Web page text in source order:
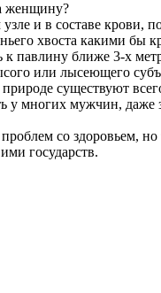
женщину?
и в составе крови,
хвоста какими бы
павлину ближе 3-х
или лысеющего
существуют
у многих мужчин,
со здоровьем,
государств.